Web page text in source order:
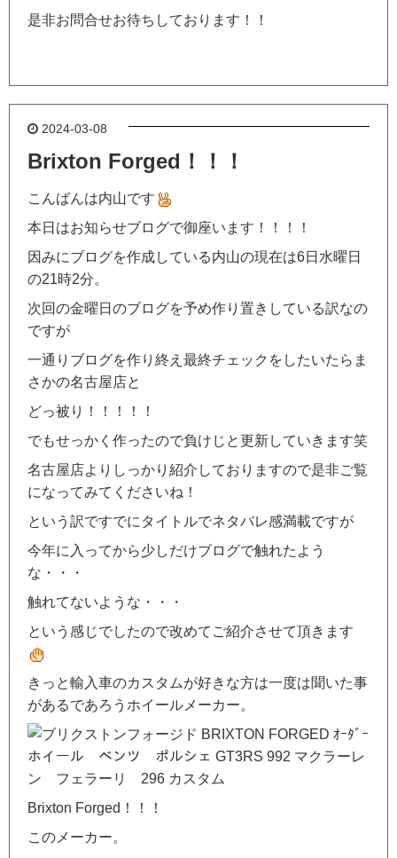
是非お問合せお待ちしております！！
2024-03-08
Brixton Forged！！！
こんばんは内山です
本日はお知らせブログで御座います！！！！
因みにブログを作成している内山の現在は6日水曜日
の21時2分。
次回の金曜日のブログを予め作り置きしている訳なの
ですが
一通りブログを作り終え最終チェックをしたいたらま
さかの名古屋店と
どっ被り！！！！！
でもせっかく作ったので負けじと更新していきます笑
名古屋店よりしっかり紹介しておりますので是非ご覧
になってみてくださいね！
という訳ですでにタイトルでネタバレ感満載ですが
今年に入ってから少しだけブログで触れたよう
な・・・
触れてないような・・・
という感じでしたので改めてご紹介させて頂きます
きっと輸入車のカスタムが好きな方は一度は聞いた事
があるであろうホイールメーカー。
Brixton Forged！！！
このメーカー。